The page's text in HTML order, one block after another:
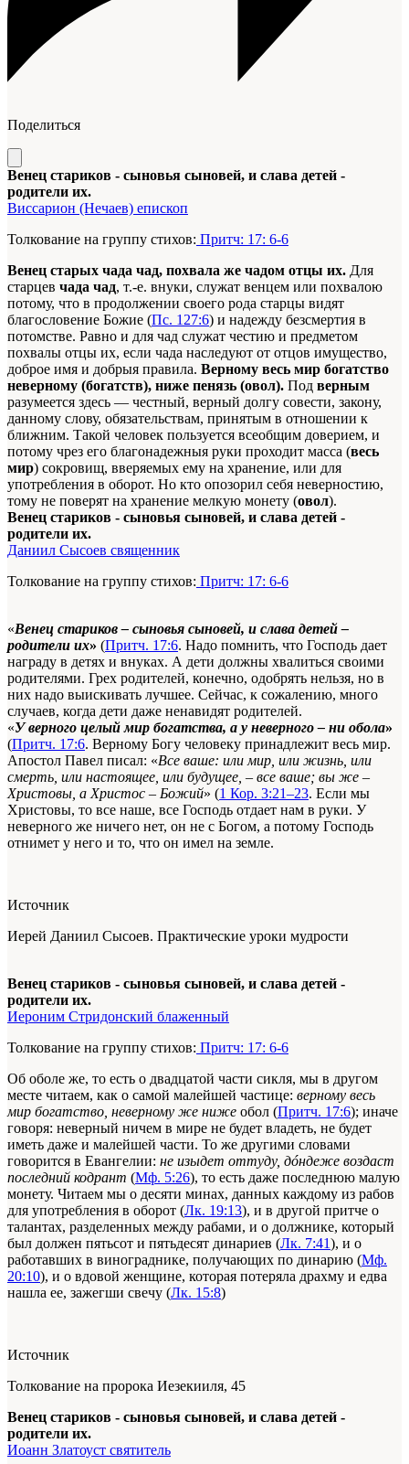
Поделиться
Венец стариков - сыновья сыновей, и слава детей -
родители их.
Виссарион (Нечаев) епископ
Толкование на группу стихов: Притч: 17: 6-6
Венец старых чада чад, похвала же чадом отцы их. Для
старцев чада чад, т.-е. внуки, служат венцем или похвалою
потому, что в продолжении своего рода старцы видят
благословение Божие (Пс. 127:6) и надежду безсмертия в
потомстве. Равно и для чад служат честию и предметом
похвалы отцы их, если чада наследуют от отцов имущество,
доброе имя и добрыя правила. Верному весь мир богатство
неверному (богатств), ниже пенязь (овол). Под верным
разумеется здесь — честный, верный долгу совести, закону,
данному слову, обязательствам, принятым в отношении к
ближним. Такой человек пользуется всеобщим доверием, и
потому чрез его благонадежныя руки проходит масса (весь
мир) сокровищ, вверяемых ему на хранение, или для
употребления в оборот. Но кто опозорил себя неверностию,
тому не поверят на хранение мелкую монету (овол).
Венец стариков - сыновья сыновей, и слава детей -
родители их.
Даниил Сысоев священник
Толкование на группу стихов: Притч: 17: 6-6
«Венец стариков – сыновья сыновей, и слава детей –
родители их» (Притч. 17:6. Надо помнить, что Господь дает
награду в детях и внуках. А дети должны хвалиться своими
родителями. Грех родителей, конечно, одобрять нельзя, но в
них надо выискивать лучшее. Сейчас, к сожалению, много
случаев, когда дети даже ненавидят родителей.
«У верного целый мир богатства, а у неверного ‒ ни обола»
(Притч. 17:6. Верному Богу человеку принадлежит весь мир.
Апостол Павел писал: «Все ваше: или мир, или жизнь, или
смерть, или настоящее, или будущее, ‒ все ваше; вы же ‒
Христовы, а Христос ‒ Божий» (1 Кор. 3:21–23. Если мы
Христовы, то все наше, все Господь отдает нам в руки. У
неверного же ничего нет, он не с Богом, а потому Господь
отнимет у него и то, что он имел на земле.
Источник
Иерей Даниил Сысоев. Практические уроки мудрости
Венец стариков - сыновья сыновей, и слава детей -
родители их.
Иероним Стридонский блаженный
Толкование на группу стихов: Притч: 17: 6-6
Об оболе же, то есть о двадцатой части сикля, мы в другом
месте читаем, как о самой малейшей частице: верному весь
мир богатство, неверному же ниже обол (Притч. 17:6); иначе
говоря: неверный ничем в мире не будет владеть, не будет
иметь даже и малейшей части. То же другими словами
говорится в Евангелии: не изыдет оттуду, дóндеже воздаст
последний кодрант (Мф. 5:26), то есть даже последнюю малую
монету. Читаем мы о десяти минах, данных каждому из рабов
для употребления в оборот (Лк. 19:13), и в другой притче о
талантах, разделенных между рабами, и о должнике, который
был должен пятьсот и пятьдесят динариев (Лк. 7:41), и о
работавших в винограднике, получающих по динарию (Мф.
20:10), и о вдовой женщине, которая потеряла драхму и едва
нашла ее, зажегши свечу (Лк. 15:8)
Источник
Толкование на пророка Иезекииля, 45
Венец стариков - сыновья сыновей, и слава детей -
родители их.
Иоанн Златоуст святитель